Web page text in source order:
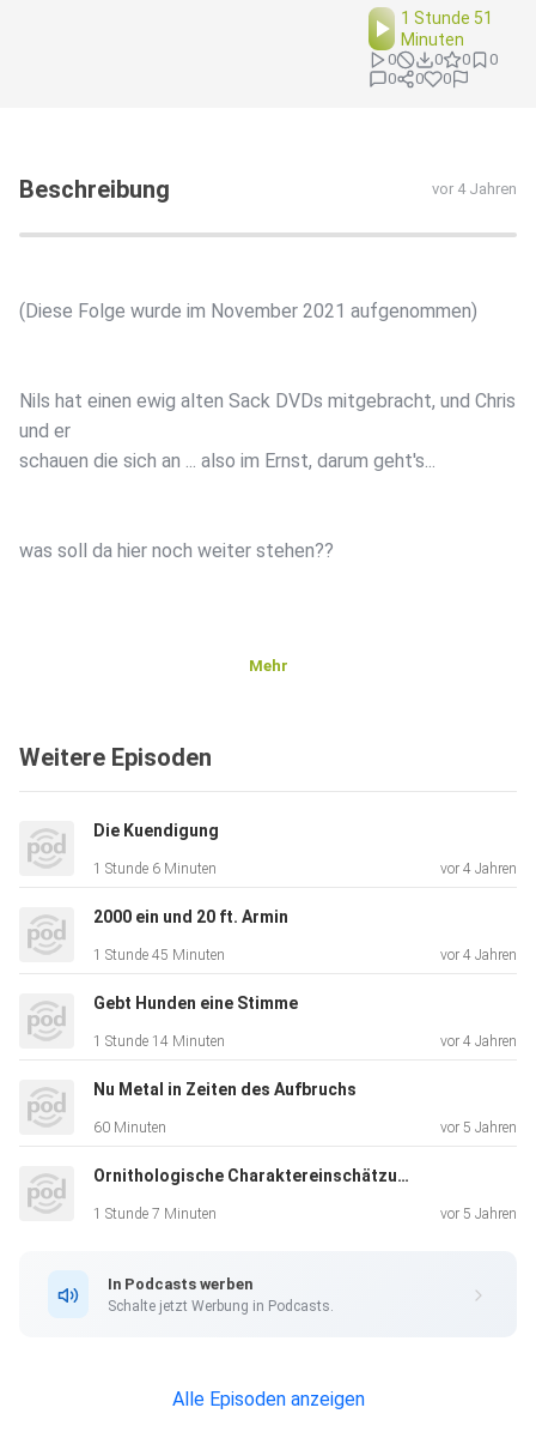
1 Stunde 51
Minuten
0 0 0
0
0
0 0
Beschreibung vor 4 Jahren
(Diese Folge wurde im November 2021 aufgenommen)
Nils hat einen ewig alten Sack DVDs mitgebracht, und Chris
und er
schauen die sich an ... also im Ernst, darum geht's...
was soll da hier noch weiter stehen??
Mehr
Weitere Episoden
Die Kuendigung
1 Stunde 6 Minuten vor 4 Jahren
2000 ein und 20 ft. Armin
1 Stunde 45 Minuten vor 4 Jahren
Gebt Hunden eine Stimme
1 Stunde 14 Minuten vor 4 Jahren
Nu Metal in Zeiten des Aufbruchs
60 Minuten vor 5 Jahren
Ornithologische Charaktereinschätzung
1 Stunde 7 Minuten vor 5 Jahren
In Podcasts werben
Schalte jetzt Werbung in Podcasts.
Alle Episoden anzeigen